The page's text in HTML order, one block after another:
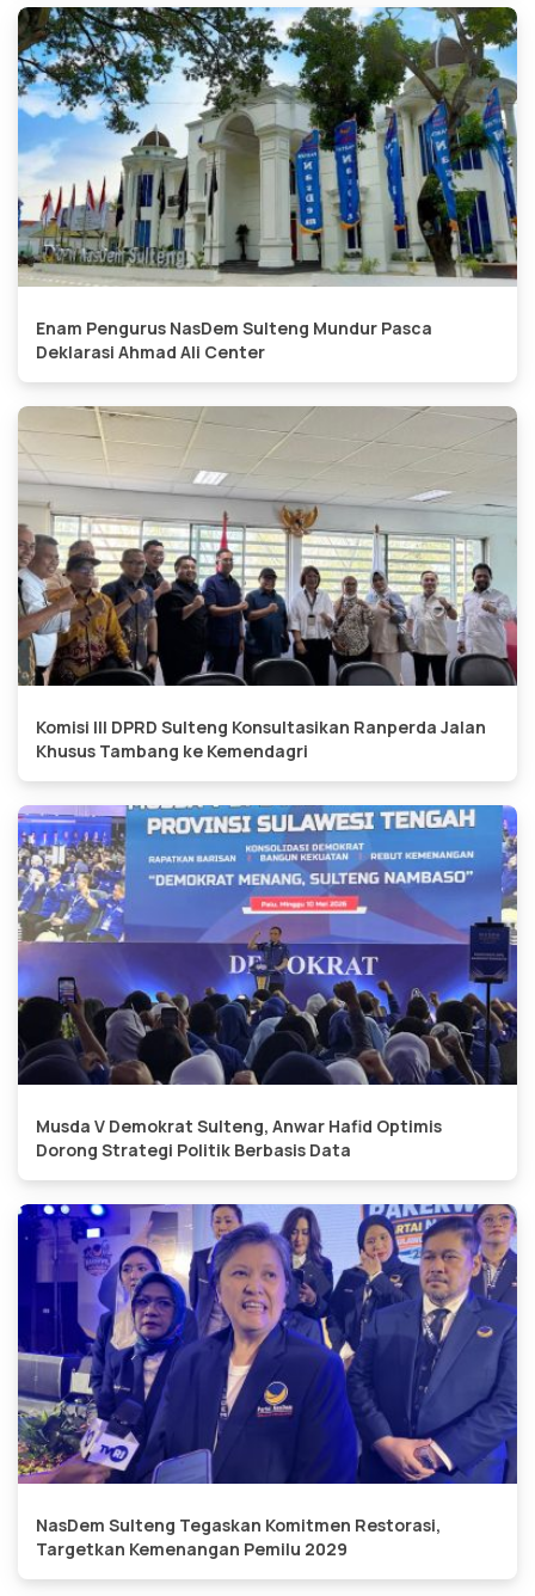
Enam Pengurus NasDem Sulteng Mundur Pasca
Deklarasi Ahmad Ali Center
Komisi III DPRD Sulteng Konsultasikan Ranperda Jalan
Khusus Tambang ke Kemendagri
Musda V Demokrat Sulteng, Anwar Hafid Optimis
Dorong Strategi Politik Berbasis Data
NasDem Sulteng Tegaskan Komitmen Restorasi,
Targetkan Kemenangan Pemilu 2029